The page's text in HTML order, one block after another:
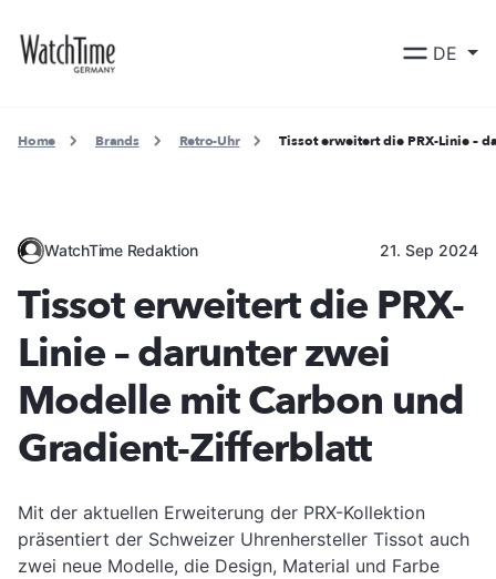
DE
Home Brands Retro-Uhr Tissot erweitert die PRX-Linie –
WatchTime Redaktion 21. Sep 2024
Tissot erweitert die PRX-
Linie – darunter zwei
Modelle mit Carbon und
Gradient-Zifferblatt
Mit der aktuellen Erweiterung der PRX-Kollektion
präsentiert der Schweizer Uhrenhersteller Tissot auch
zwei neue Modelle, die Design, Material und Farbe